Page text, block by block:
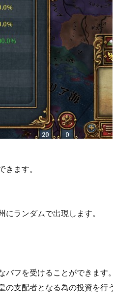
ます。
ランダムで出現します。
フを受けることができます。
支配者となる為の投資を行